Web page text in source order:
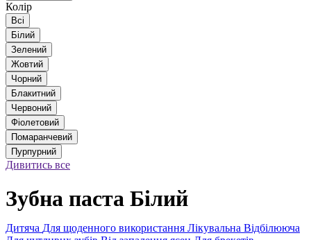
Колір
Всі
Білий
Зелений
Жовтий
Чорний
Блакитний
Червоний
Фіолетовий
Помаранчевий
Пурпурний
Дивитись все
Зубна паста Білий
Дитяча Для щоденного використання Лікувальна Відбілююча